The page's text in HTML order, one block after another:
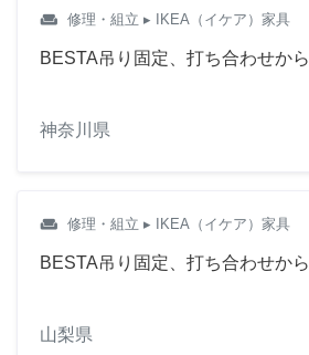
weekend 修理・組立 ▸ IKEA（イケア）家具
BESTA吊り固定、打ち合わせから
神奈川県
weekend 修理・組立 ▸ IKEA（イケア）家具
BESTA吊り固定、打ち合わせから
山梨県